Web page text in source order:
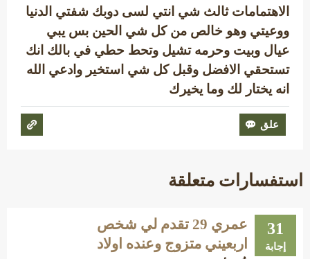
الاهتمامات ثالث شي انتي لسى دوبك شفتي الدنيا
ووعيتي وهو خالص من كل شي الحين بس يبي
عيال وبيت وحرمه تشيل وتحط حطي في بالك انك
تستحقي الافضل وقبل كل شي استخير وادعي الله
انه يختار لك وما يخيرك
استفسارات متعلقة
31
إجابة
عمري 29 تقدم لي شخص
اربعيني متزوج وعنده اولاد